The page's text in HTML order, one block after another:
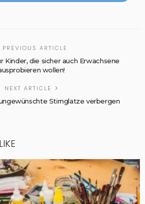
PREVIOUS ARTICLE
Kinder, die sicher auch Erwachsene
wollen!
NEXT ARTICLE
Stirnglatze verbergen